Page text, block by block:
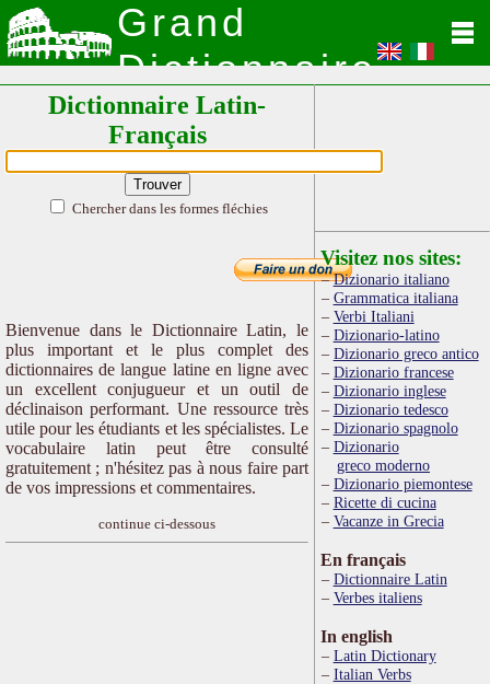
Grand
Dictionnaire
Latin
Dictionnaire Latin-
Français
Chercher dans les formes fléchies
Bienvenue dans le Dictionnaire Latin, le
plus important et le plus complet des
dictionnaires de langue latine en ligne avec
un excellent conjugueur et un outil de
déclinaison performant. Une ressource très
utile pour les étudiants et les spécialistes. Le
vocabulaire latin peut être consulté
gratuitement ; n'hésitez pas à nous faire part
de vos impressions et commentaires.
continue ci-dessous
Visitez nos sites:
Dizionario italiano
Grammatica italiana
Verbi Italiani
Dizionario-latino
Dizionario greco antico
Dizionario francese
Dizionario inglese
Dizionario tedesco
Dizionario spagnolo
Dizionario
greco moderno
Dizionario piemontese
Ricette di cucina
Vacanze in Grecia
En français
Dictionnaire Latin
Verbes italiens
In english
Latin Dictionary
Italian Verbs